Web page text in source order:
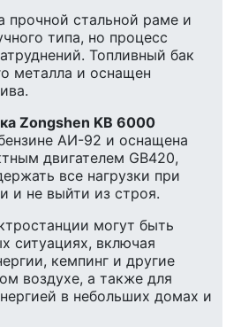
прочной стальной раме и
типа, но процесс
Топливный бак
металла и оснащен
Zongshen KB 6000
АИ-92 и оснащена
двигателем GB420,
все нагрузки при
и не выйти из строя.
могут быть
ситуациях, включая
кемпинг и другие
воздухе, а также для
в небольших домах и